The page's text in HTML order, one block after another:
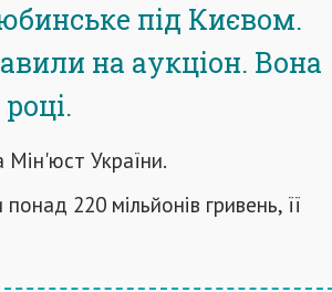
під Києвом.
на аукціон. Вона
Мін'юст України.
220 мільйонів гривень, її